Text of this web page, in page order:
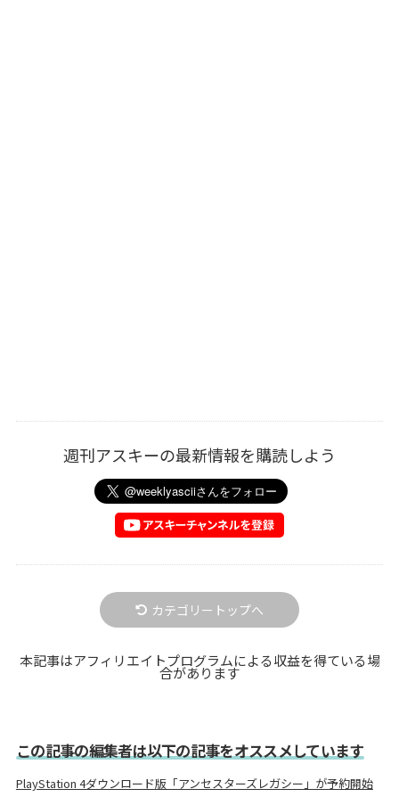
週刊アスキーの最新情報を購読しよう
カテゴリートップへ
本記事はアフィリエイトプログラムによる収益を得ている場
合があります
この記事の編集者は以下の記事をオススメしています
PlayStation 4ダウンロード版「アンセスターズレガシー」が予約開始